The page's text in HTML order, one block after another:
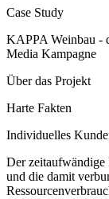
Case Study
KAPPA Weinbau -
Media Kampagne
Über das Projekt
Harte Fakten
Individuelles
Der zeitaufwändige
und die damit